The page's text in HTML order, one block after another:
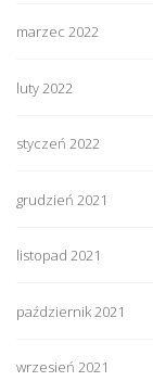
marzec 2022
luty 2022
styczeń 2022
grudzień 2021
listopad 2021
październik 2021
wrzesień 2021